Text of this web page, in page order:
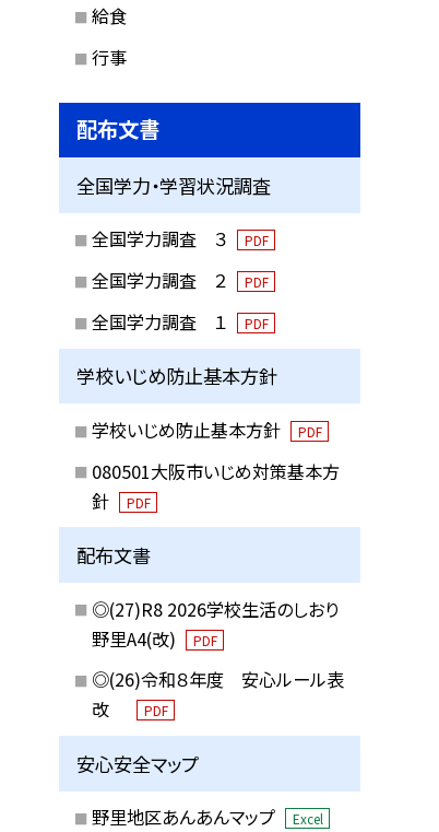
給食
行事
配布文書
全国学力・学習状況調査
全国学力調査 ３ PDF
全国学力調査 ２ PDF
全国学力調査 １ PDF
学校いじめ防止基本方針
学校いじめ防止基本方針 PDF
080501大阪市いじめ対策基本方
針
PDF
配布文書
◎(27)R8 2026学校生活のしおり
野里A4(改)
PDF
◎(26)令和８年度 安心ルール表
改
PDF
安心安全マップ
野里地区あんあんマップ Excel